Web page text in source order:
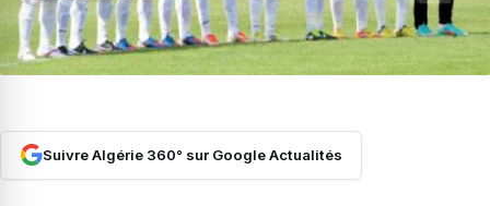
Suivre Algérie 360° sur Google Actualités